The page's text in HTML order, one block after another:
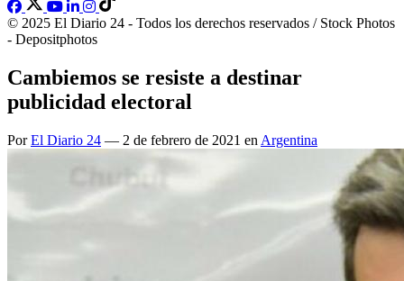
© 2025 El Diario 24 - Todos los derechos reservados / Stock Photos
- Depositphotos
Cambiemos se resiste a destinar
publicidad electoral
PorEl Diario 24 — 2 de febrero de 2021 en Argentina